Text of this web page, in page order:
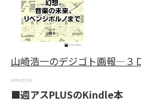
山崎浩一のデジゴト画報―３
■週アスPLUSのKindle本